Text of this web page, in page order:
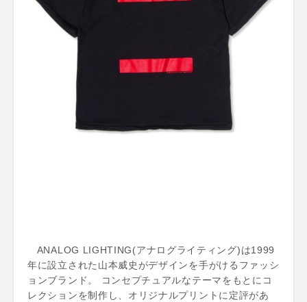
ANALOG LIGHTING(アナログライティング)は1999
年に設立された山本威史がデザインを手がけるファッシ
ョンブランド。 コンセプチュアルなテーマをもとにコ
レクションを制作し、オリジナルプリントに定評があ